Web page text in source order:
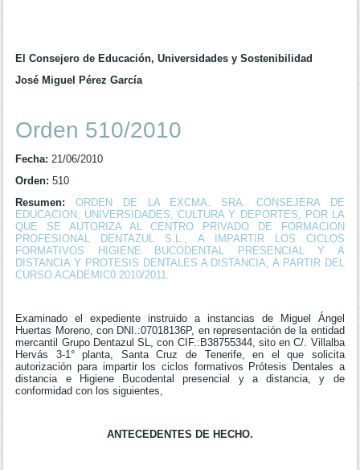
El Consejero de Educación, Universidades y Sostenibilidad
José Miguel Pérez García
Orden 510/2010
Fecha: 21/06/2010
Orden: 510
Resumen:
ORDEN DE LA EXCMA. SRA. CONSEJERA DE
EDUCACION, UNIVERSIDADES, CULTURA Y DEPORTES, POR LA
QUE SE AUTORIZA AL CENTRO PRIVADO DE FORMACION
PROFESIONAL DENTAZUL S.L., A IMPARTIR LOS CICLOS
FORMATIVOS HIGIENE BUCODENTAL PRESENCIAL Y A
DISTANCIA Y PROTESIS DENTALES A DISTANCIA, A PARTIR DEL
CURSO ACADEMIC0 2010/2011.
Examinado el expediente instruido a instancias de Miguel Ángel
Huertas Moreno, con DNI.:07018136P, en representación de la entidad
mercantil Grupo Dentazul SL, con CIF.:B38755344, sito en C/. Villalba
Hervás 3-1° planta, Santa Cruz de Tenerife, en el que solicita
autorización para impartir los ciclos formativos Prótesis Dentales a
distancia e Higiene Bucodental presencial y a distancia, y de
conformidad con los siguientes,
ANTECEDENTES DE HECHO.